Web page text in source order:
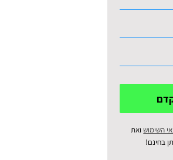
השימושואת
בחינם!